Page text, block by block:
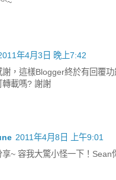
年4月3日 晚上7:42
謝，這樣Blogger終於有回覆
轉載嗎? 謝謝
2011年4月8日 上午9:01
享~ 容我大驚小怪一下！Sean